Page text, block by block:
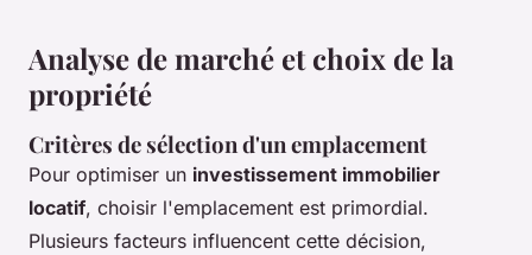
Analyse de marché et choix de la
propriété
Critères de sélection d'un emplacement
Pour optimiser un investissement immobilier
locatif, choisir l'emplacement est primordial.
Plusieurs facteurs influencent cette décision,